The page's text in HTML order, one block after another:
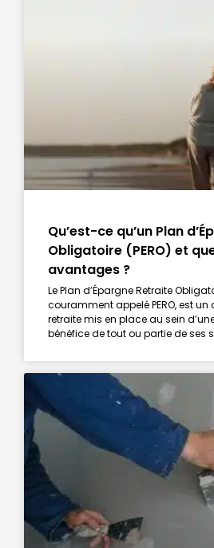
Qu’est-ce qu’un Plan
Obligatoire (PERO) et
avantages ?
Le Plan d’Épargne Retraite
couramment appelé PERO, est
retraite mis en place au sein
bénéfice de tout ou partie de ses